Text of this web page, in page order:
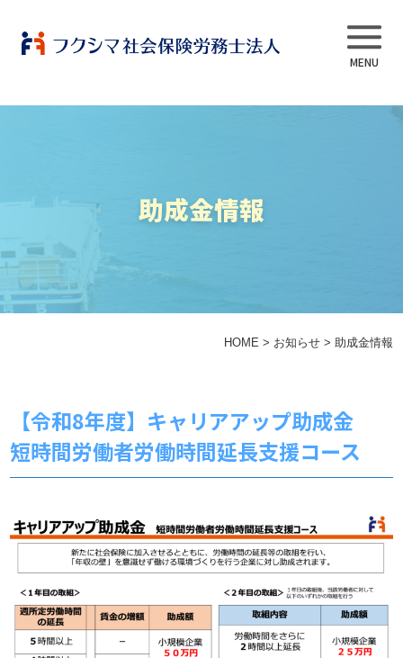
当法人について
よくある質問
お知らせ
ブログ
082-293-8102
助成金情報
HOME > お知らせ> 助成金情報
【令和8年度】キャリアアップ助成金
短時間労働者労働時間延長支援コース